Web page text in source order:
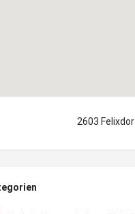
2603